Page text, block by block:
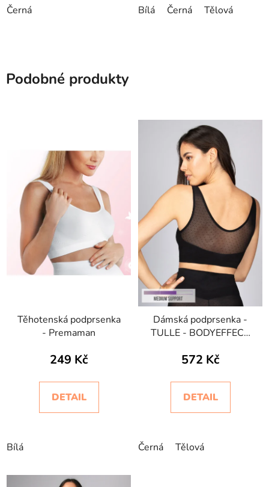
Černá Bílá Černá Tělová
Podobné produkty
Těhotenská podprsenka
- Premaman
249 Kč
DETAIL
Bílá
Dámská podprsenka -
TULLE - BODYEFFECT
572 Kč
DETAIL
Černá Tělová